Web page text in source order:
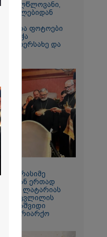
ფოტოები
იერსახე და
გერასიმე
ერთად
ლატარიას
პანაშვიდი